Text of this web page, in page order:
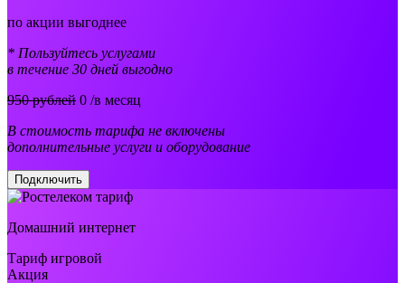
по акции выгоднее
* Пользуйтесь услугами
в течение 30 дней выгодно
950 рублей 0 /в месяц
В стоимость тарифа не включены
дополнительные услуги и оборудование
Подключить
Домашний интернет
Тариф игровой
Акция